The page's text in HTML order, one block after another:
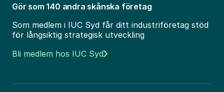
Gör som 140 andra skånska företag
Som medlem i IUC Syd får ditt industriföretag stöd
för långsiktig strategisk utveckling
Bli medlem hos IUC Syd